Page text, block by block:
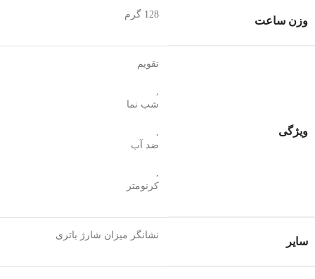
وزن ساعت
128 گرم
ویژگی
تقویم
شب‌ نما
ضد آب
کرنومتر
سایر
نشانگر میزان شارژ باتری